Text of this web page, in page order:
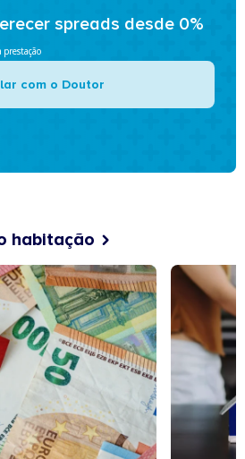
spreads desde 0%
prestação
com o Doutor
habitação